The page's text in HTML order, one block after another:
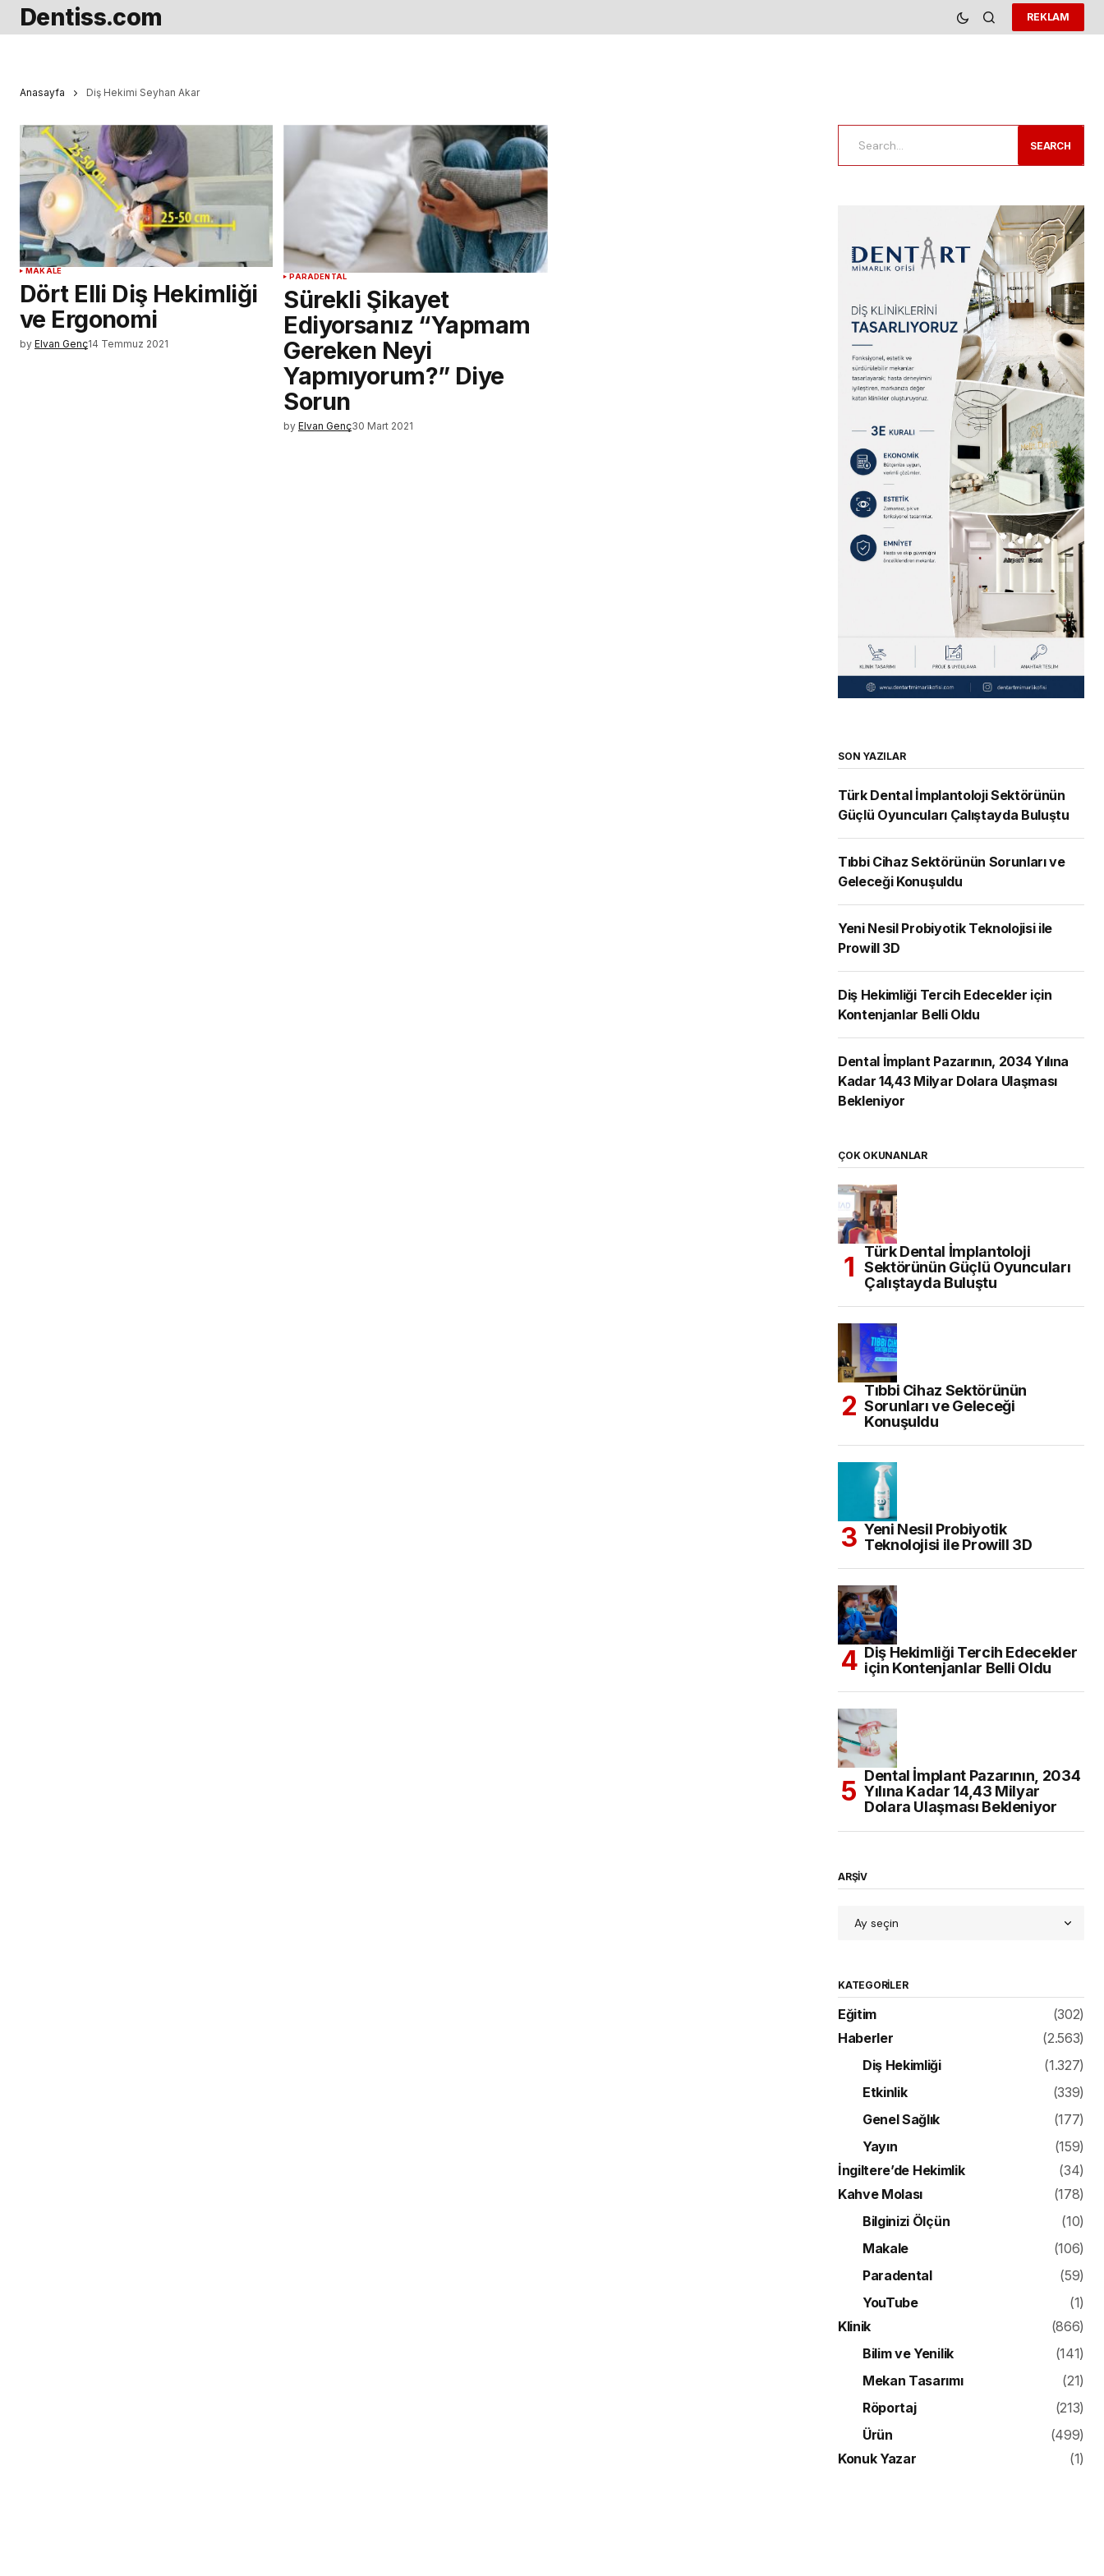
Dentiss.com REKLAM
Anasayfa Diş Hekimi Seyhan Akar
MAKALE
Dört Elli Diş Hekimliği
ve Ergonomi
by Elvan Genç14 Temmuz 2021
PARADENTAL
Sürekli Şikayet
Ediyorsanız “Yapmam
Gereken Neyi
Yapmıyorum?” Diye
Sorun
by Elvan Genç30 Mart 2021
SEARCH
SON YAZILAR
Türk Dental İmplantoloji Sektörünün
Güçlü Oyuncuları Çalıştayda Buluştu
Tıbbi Cihaz Sektörünün Sorunları ve
Geleceği Konuşuldu
Yeni Nesil Probiyotik Teknolojisi ile
Prowill 3D
Diş Hekimliği Tercih Edecekler için
Kontenjanlar Belli Oldu
Dental İmplant Pazarının, 2034 Yılına
Kadar 14,43 Milyar Dolara Ulaşması
Bekleniyor
ÇOK OKUNANLAR
Türk Dental İmplantoloji
Sektörünün Güçlü Oyuncuları
Çalıştayda Buluştu
Tıbbi Cihaz Sektörünün
Sorunları ve Geleceği
Konuşuldu
Yeni Nesil Probiyotik
Teknolojisi ile Prowill 3D
Diş Hekimliği Tercih Edecekler
için Kontenjanlar Belli Oldu
Dental İmplant Pazarının, 2034
Yılına Kadar 14,43 Milyar
Dolara Ulaşması Bekleniyor
ARŞİV
KATEGORILER
Eğitim
(302)
Haberler
(2.563)
Diş Hekimliği
(1.327)
Etkinlik
(339)
Genel Sağlık
(177)
Yayın
(159)
İngiltere’de Hekimlik
(34)
Kahve Molası
(178)
Bilginizi Ölçün
(10)
Makale
(106)
Paradental
(59)
YouTube
(1)
Klinik
(866)
Bilim ve Yenilik
(141)
Mekan Tasarımı
(21)
Röportaj
(213)
Ürün
(499)
Konuk Yazar
(1)